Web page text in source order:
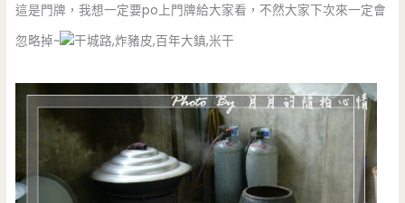
這是門牌，我想一定要po上門牌給大家看，不然大家下次來一定會
忽略掉~